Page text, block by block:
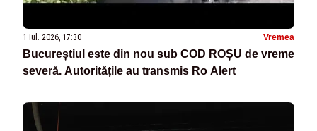
1 iul. 2026, 17:30 Vremea
Bucureștiul este din nou sub COD ROȘU de vreme
severă. Autoritățile au transmis Ro Alert